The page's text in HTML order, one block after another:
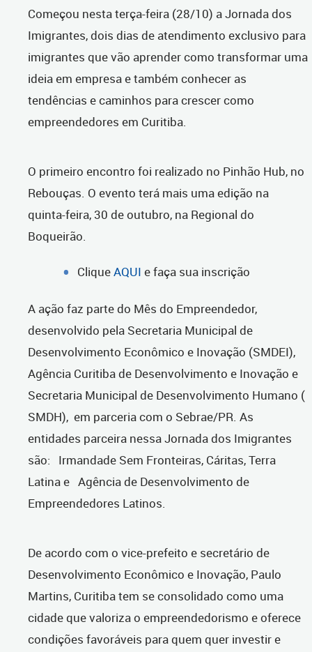
Começou nesta terça-feira (28/10) a Jornada dos
Imigrantes, dois dias de atendimento exclusivo para
imigrantes que vão aprender como transformar uma
ideia em empresa e também conhecer as
tendências e caminhos para crescer como
empreendedores em Curitiba.
O primeiro encontro foi realizado no Pinhão Hub, no
Rebouças. O evento terá mais uma edição na
quinta-feira, 30 de outubro, na Regional do
Boqueirão.
CliqueAQUI e faça sua inscrição
A ação faz parte do Mês do Empreendedor,
desenvolvido pela Secretaria Municipal de
Desenvolvimento Econômico e Inovação (SMDEI),
Agência Curitiba de Desenvolvimento e Inovação e
Secretaria Municipal de Desenvolvimento Humano (
SMDH), em parceria com o Sebrae/PR. As
entidades parceira nessa Jornada dos Imigrantes
são: Irmandade Sem Fronteiras, Cáritas, Terra
Latina e Agência de Desenvolvimento de
Empreendedores Latinos.
De acordo com o vice-prefeito e secretário de
Desenvolvimento Econômico e Inovação, Paulo
Martins, Curitiba tem se consolidado como uma
cidade que valoriza o empreendedorismo e oferece
condições favoráveis para quem quer investir e